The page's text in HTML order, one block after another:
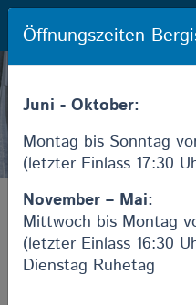
Bergisel
Gutscheine Videos
Öffnungszeiten
Juni - Oktober:
Montag bis Sonntag
(letzter Einlass 17:30
November – Mai:
Mittwoch bis Montag
(letzter Einlass 16:30
Dienstag Ruhetag